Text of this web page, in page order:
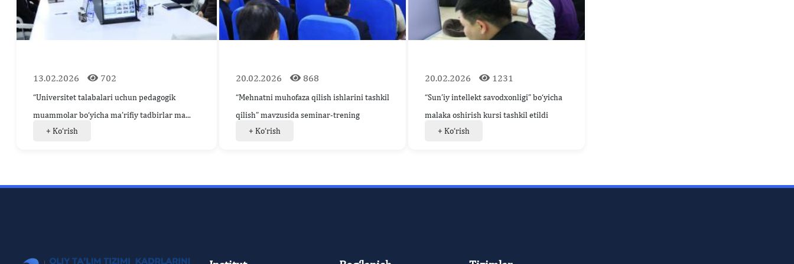
13.02.2026 702
“Universitet talabalari uchun pedagogik
muammolar bo‘yicha ma’rifiy tadbirlar ma...
+ Ko‘rish
20.02.2026 868
“Mehnatni muhofaza qilish ishlarini tashkil
qilish” mavzusida seminar-trening
+ Ko‘rish
20.02.2026 1231
“Sun’iy intellekt savodxonligi” bo‘yicha
malaka oshirish kursi tashkil etildi
+ Ko‘rish